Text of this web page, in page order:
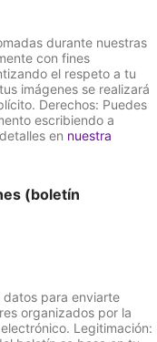
durante nuestras
con fines
el respeto a tu
imágenes se realizará
escribiendo a
en nuestra
(boletín
datos para enviarte
organizados por la
Legitimación: